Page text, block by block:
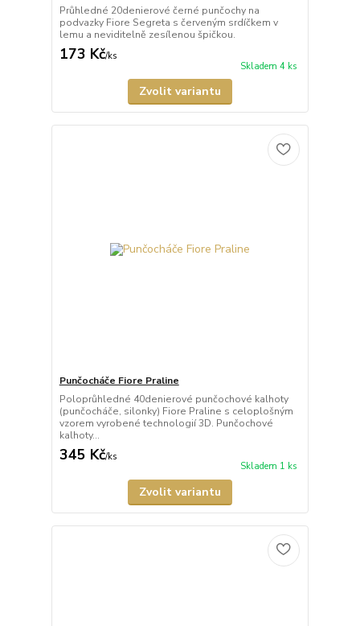
Průhledné 20denierové černé punčochy na
podvazky Fiore Segreta s červeným srdíčkem v
lemu a neviditelně zesílenou špičkou.
173 Kč/ks
Skladem 4 ks
Zvolit variantu
Punčocháče Fiore Praline
Poloprůhledné 40denierové punčochové kalhoty
(punčocháče, silonky) Fiore Praline s celoplošným
vzorem vyrobené technologií 3D. Punčochové
kalhoty...
345 Kč/ks
Skladem 1 ks
Zvolit variantu